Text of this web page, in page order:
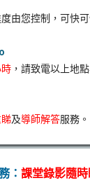
由您控制，可快可
，請致電以上地
及導師解答服務。
： 課堂錄影隨時